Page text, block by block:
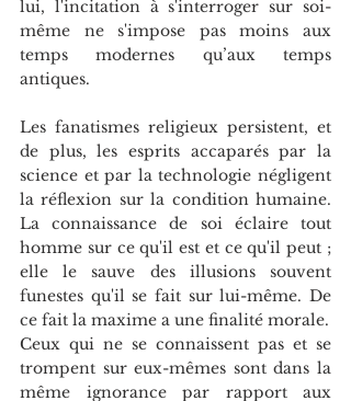
lui, l'incitation à s'interroger sur soi-
même ne s'impose pas moins aux
temps modernes qu’aux temps
antiques.
Les fanatismes religieux persistent, et
de plus, les esprits accaparés par la
science et par la technologie négligent
la réflexion sur la condition humaine.
La connaissance de soi éclaire tout
homme sur ce qu'il est et ce qu'il peut ;
elle le sauve des illusions souvent
funestes qu'il se fait sur lui-même. De
Ceux qui ne se connaissent pas et se
trompent sur eux-mêmes sont dans la
même ignorance par rapport aux